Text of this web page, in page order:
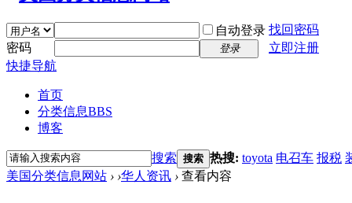
自动登录 找回密码
密码
登录
立即注册
快捷导航
首页
分类信息BBS
博客
搜索 搜索 热搜: toyota 电召车 报税
美国分类信息网站 › ›华人资讯 › 查看内容